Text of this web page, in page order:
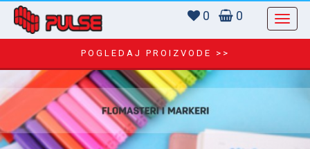
0 0
POGLEDAJ PROIZVODE >>